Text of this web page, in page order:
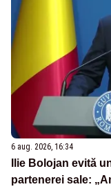
6 aug. 2026, 16:34
Ilie Bolojan evită
partenerei sale: